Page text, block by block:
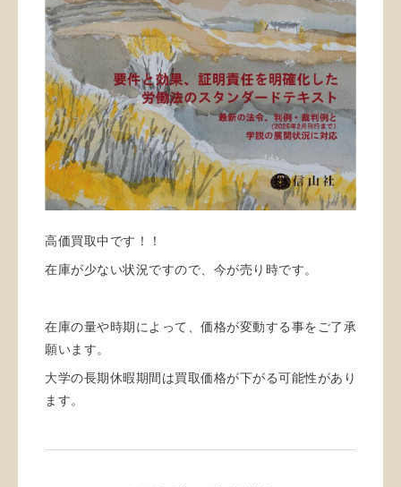
高価買取中です！！
在庫が少ない状況ですので、今が売り時です。
在庫の量や時期によって、価格が変動する事をご了承
願います。
大学の長期休暇期間は買取価格が下がる可能性があり
ます。